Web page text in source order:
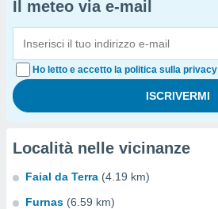
Il meteo via e-mail
Ho letto e accetto la politica sulla privacy
Località nelle vicinanze
Faial da Terra (4.19 km)
Furnas (6.59 km)